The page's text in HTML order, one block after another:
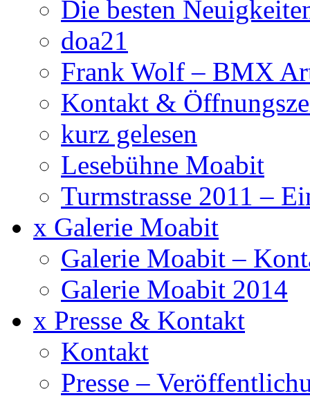
Die besten
doa21
Frank Wolf – BMX
Kontakt &
kurz gelesen
Lesebühne Moabit
Turmstrasse 2011 –
x Galerie Moabit
Galerie Moabit –
Galerie Moabit 2014
x Presse & Kontakt
Kontakt
Presse –